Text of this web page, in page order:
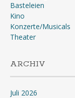
Basteleien
Kino
Konzerte/Musicals
Theater
ARCHIV
Juli 2026